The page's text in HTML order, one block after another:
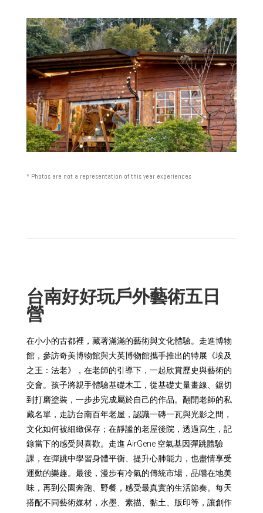
* Photos are not a representation of this year experiences
台南好好玩戶外藝術五日
營
在小小的古都裡，藏著滿滿的藝術與文化體驗。走進博物
館，參訪奇美博物館與大英博物館攜手推出的特展《埃及
之王：法老》，在老師的引導下，一起欣賞歷史與藝術的
交會。孩子將親手體驗基礎木工，從基礎丈量畫線、鋸切
到打磨塗裝，一步步完成屬於自己的作品。翻開老師的私
藏名單，走訪台南百年老屋，認識一磚一瓦與光影之間，
文化如何被細緻保存；在靜謐的老屋後院，透過寫生，記
錄當下的感受與喜歡。走進 AirGene 空氣基因彈跳體驗
課，在彈跳中學習身體平衡、提升心肺能力，也盡情享受
運動的樂趣。最後，漫步有冷氣的傳統市場，品嚐在地美
味，再到公園奔跑、野餐，感受最真實的生活節奏。每天
搭配不同藝術媒材，水墨、素描、黏土、版印等，讓創作